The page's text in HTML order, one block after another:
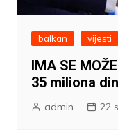
balkan vijesti
IMA SE
35 miliona
admin 22